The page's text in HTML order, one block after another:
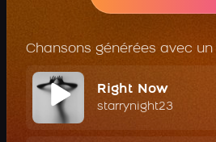
Chansons générées avec
Right Now
starrynight23